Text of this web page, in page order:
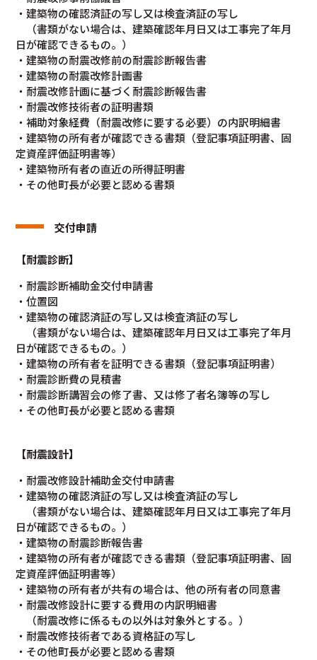
・建築物の確認済証の写し又は検査済証の写し
（書類がない場合は、建築確認年月日又は工事完了年月
日が確認できるもの。）
・建築物の耐震改修前の耐震診断報告書
・建築物の耐震改修計画書
・耐震改修計画に基づく耐震診断報告書
・耐震改修技術者の証明書類
・補助対象経費（耐震改修に要する必要）の内訳明細書
・建築物の所有者が確認できる書類（登記事項証明書、固
定資産評価証明書等）
・建築物所有者の直近の所得証明書
・その他町長が必要と認める書類
交付申請
【耐震診断】
・耐震診断補助金交付申請書
・位置図
・建築物の確認済証の写し又は検査済証の写し
（書類がない場合は、建築確認年月日又は工事完了年月
日が確認できるもの。）
・建築物の所有者を証明できる書類（登記事項証明書）
・耐震診断費の見積書
・耐震診断講習会の修了書、又は修了者名簿等の写し
・その他町長が必要と認める書類
【耐震設計】
・耐震改修設計補助金交付申請書
・建築物の確認済証の写し又は検査済証の写し
（書類がない場合は、建築確認年月日又は工事完了年月
日が確認できるもの。）
・建築物の耐震診断報告書
・建築物の所有者が確認できる書類（登記事項証明書、固
定資産評価証明書等）
・建築物の所有者が共有の場合は、他の所有者の同意書
・耐震改修設計に要する費用の内訳明細書
（耐震改修に係るもの以外は対象外とする。）
・耐震改修技術者である資格証の写し
・その他町長が必要と認める書類